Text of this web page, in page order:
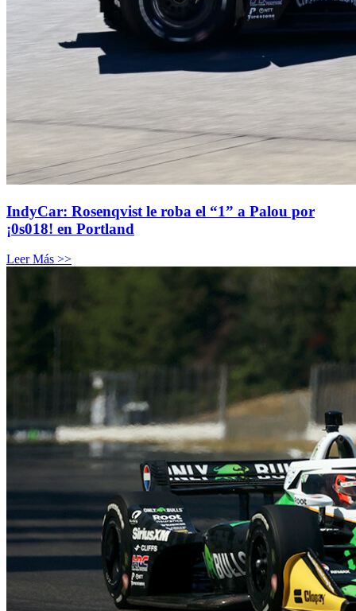
IndyCar: Rosenqvist le roba el “1” a Palou por
¡0s018! en Portland
Leer Más >>